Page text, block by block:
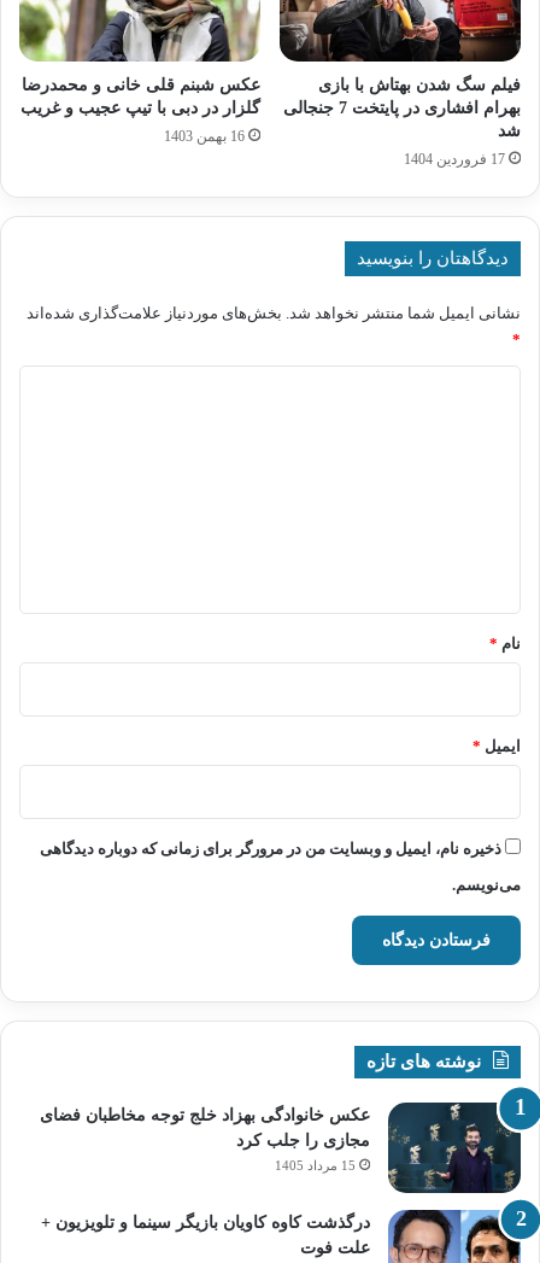
فیلم سگ شدن بهتاش با بازی
بهرام افشاری در پایتخت 7 جنجالی
شد
17 فروردین 1404
عکس شبنم قلی خانی و محمدرضا
گلزار در دبی با تیپ عجیب و غریب
16 بهمن 1403
دیدگاهتان را بنویسید
نشانی ایمیل شما منتشر نخواهد شد. بخش‌های موردنیاز علامت‌گذاری شده‌اند
*
نام *
ایمیل *
ذخیره نام، ایمیل و وبسایت من در مرورگر برای زمانی که دوباره دیدگاهی
می‌نویسم.
نوشته های تازه
عکس خانوادگی بهزاد خلج توجه مخاطبان فضای
مجازی را جلب کرد
15 مرداد 1405
درگذشت کاوه کاویان بازیگر سینما و تلویزیون +
علت فوت